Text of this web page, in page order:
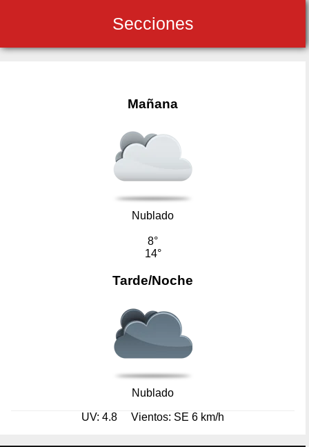
Secciones
Mañana
Nublado
8°
14°
Tarde/Noche
Nublado
UV: 4.8 Vientos: SE 6 km/h